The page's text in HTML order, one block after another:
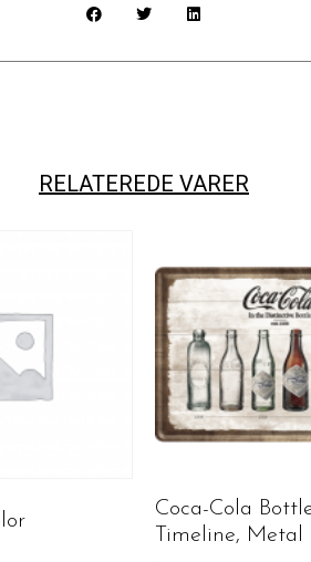
RELATEREDE VARER
Coca-Cola
Timeline, Metal